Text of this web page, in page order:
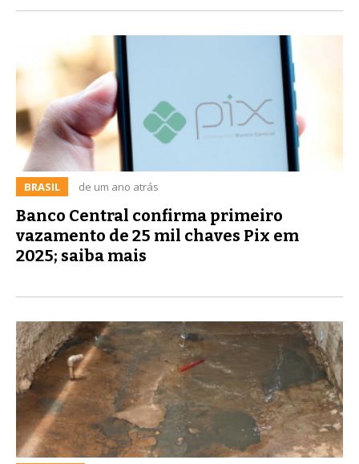
BRASIL de um ano atrás
Banco Central confirma primeiro
vazamento de 25 mil chaves Pix em
2025; saiba mais